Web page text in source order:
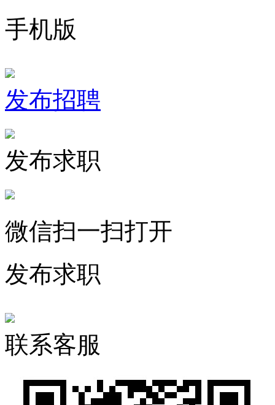
手机版
发布招聘
发布求职
微信扫一扫打开
发布求职
联系客服